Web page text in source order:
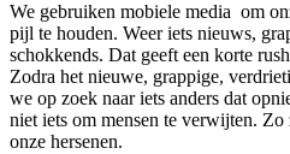
We gebruiken mobiele media om
pijl te houden. Weer iets nieuws,
schokkends. Dat geeft een korte
Zodra het nieuwe, grappige,
we op zoek naar iets anders dat
niet iets om mensen te verwijten.
onze hersenen.